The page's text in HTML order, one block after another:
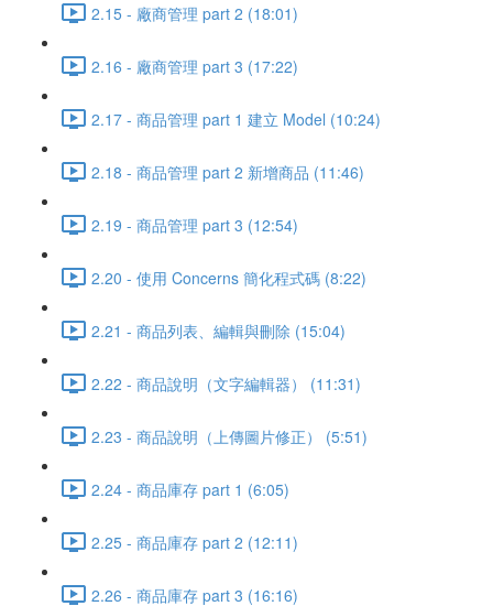
2.15 - 廠商管理 part 2 (18:01)
2.16 - 廠商管理 part 3 (17:22)
2.17 - 商品管理 part 1 建立 Model (10:24)
2.18 - 商品管理 part 2 新增商品 (11:46)
2.19 - 商品管理 part 3 (12:54)
2.20 - 使用 Concerns 簡化程式碼 (8:22)
2.21 - 商品列表、編輯與刪除 (15:04)
2.22 - 商品說明（文字編輯器） (11:31)
2.23 - 商品說明（上傳圖片修正） (5:51)
2.24 - 商品庫存 part 1 (6:05)
2.25 - 商品庫存 part 2 (12:11)
2.26 - 商品庫存 part 3 (16:16)